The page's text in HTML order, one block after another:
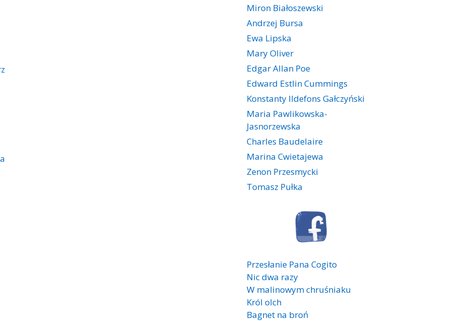
Miron Białoszewski
Andrzej Bursa
Ewa Lipska
Mary Oliver
Edgar Allan Poe
Edward Estlin Cummings
Konstanty Ildefons Gałczyński
Maria Pawlikowska-
Jasnorzewska
Charles Baudelaire
Marina Cwietajewa
Zenon Przesmycki
Tomasz Pułka
Przesłanie Pana Cogito
Nic dwa razy
W malinowym chruśniaku
Król olch
Bagnet na broń